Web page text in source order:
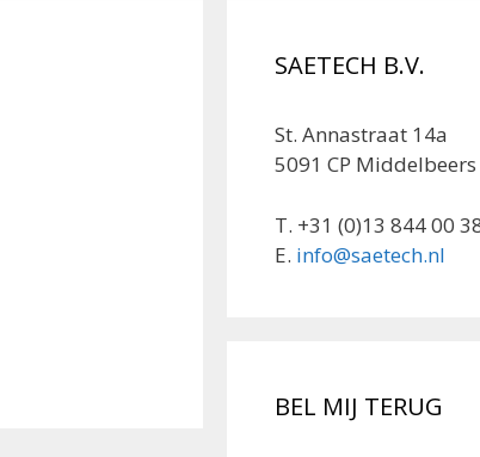
SAETECH B.V.
St. Annastraat 14a
5091 CP Middelbeers
T. +31 (0)13 844 00
E. info@saetech.nl
BEL MIJ TERUG